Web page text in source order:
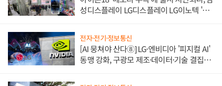
성디스플레이 LG디스플레이 LG이노텍 '탈
전자·전기·정보통신
[AI 뭉쳐야 산다⑧] LG·엔비디아 '피지컬 AI'
동맹 강화, 구광모 제조·데이터·기술 결집